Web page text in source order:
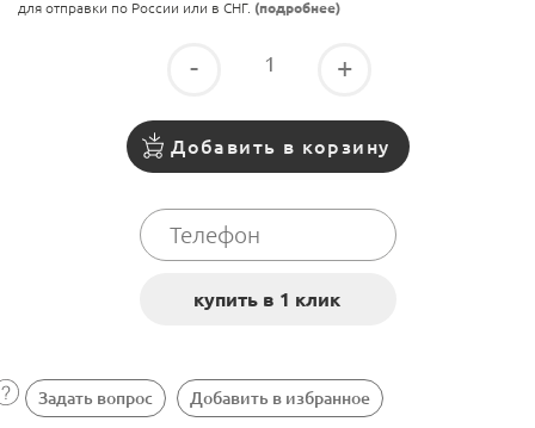
для отправки по России или в СНГ. (подробнее)
- +
Добавить в корзину
Задать вопрос Добавить в избранное